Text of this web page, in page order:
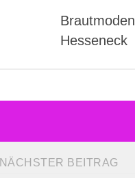
Brautmoden
Hesseneck
NÄCHSTER BEITRAG